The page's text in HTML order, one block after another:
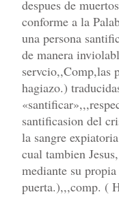
despues de
conforme a la
una persona
de manera
servcio,,Comp,las
hagiazo.)
santificasion del
la sangre
cual tambien
mediante su
puerta.),,,comp. (